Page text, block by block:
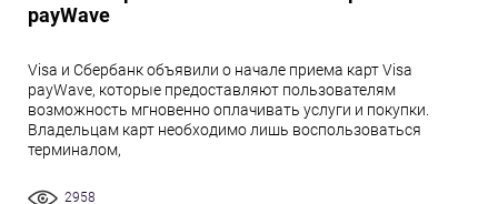
payWave
Visa и Сбербанк объявили о начале приема карт Visa
payWave, которые предоставляют пользователям
возможность мгновенно оплачивать услуги и покупки.
Владельцам карт необходимо лишь воспользоваться
терминалом,
2958